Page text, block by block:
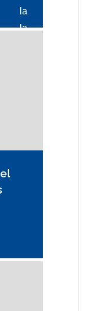
la
la
inter
con